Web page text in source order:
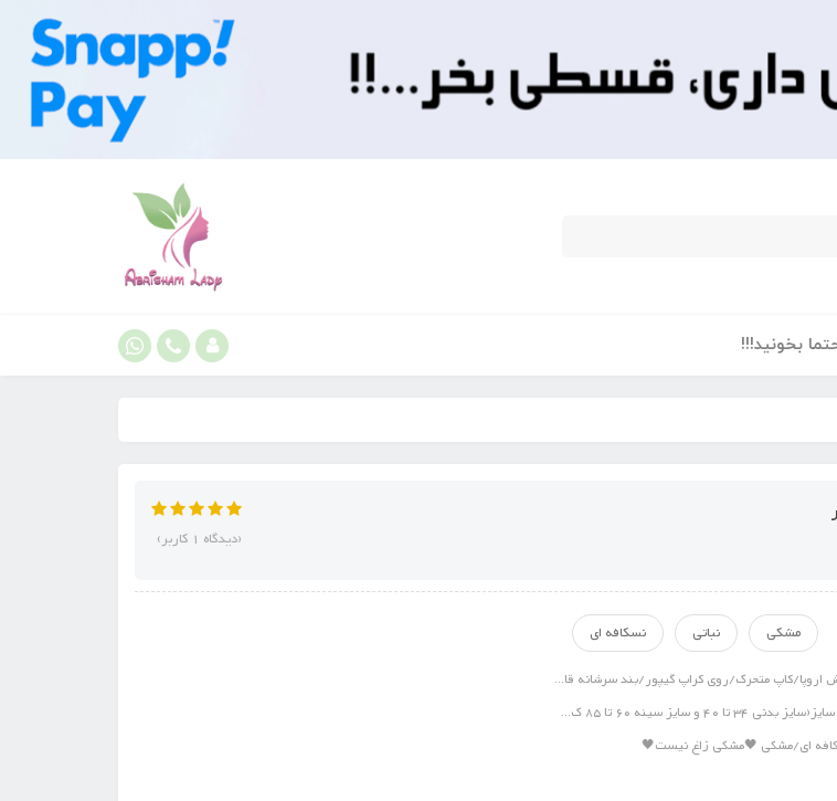
بخونید!!!
(دیدگاه 1 کاربر)
مشکی نباتی نسکافه ای
اروپا/کاپ متحرک/روی کراپ گیپور/بند سرشانه قا...
تا 40 و سایز سینه 60 تا 85 ک...
ای/مشکی 🖤مشکی زاغ نیست🖤